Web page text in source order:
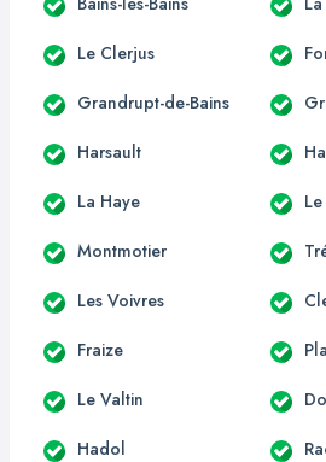
Le Clerjus
Grandrupt-de-Bains
Harsault
La Haye
Montmotier
Les Voivres
Fraize
Le Valtin
Hadol